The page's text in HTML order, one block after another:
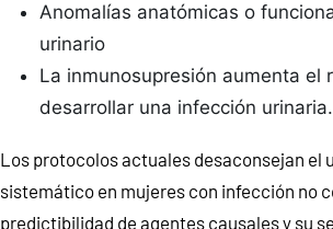
Anomalías anatómicas o
urinario
La inmunosupresión aumenta el
desarrollar una infección urinaria.
Los protocolos actuales desaconsejan el
sistemático en mujeres con infección no
predictibilidad de agentes causales y su